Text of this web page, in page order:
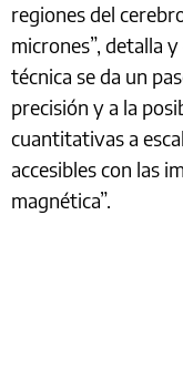
regiones del
micrones”, detalla
técnica se da un
precisión y a la
cuantitativas a
accesibles con las
magnética”.